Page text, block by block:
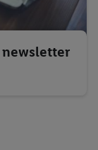
newsletter